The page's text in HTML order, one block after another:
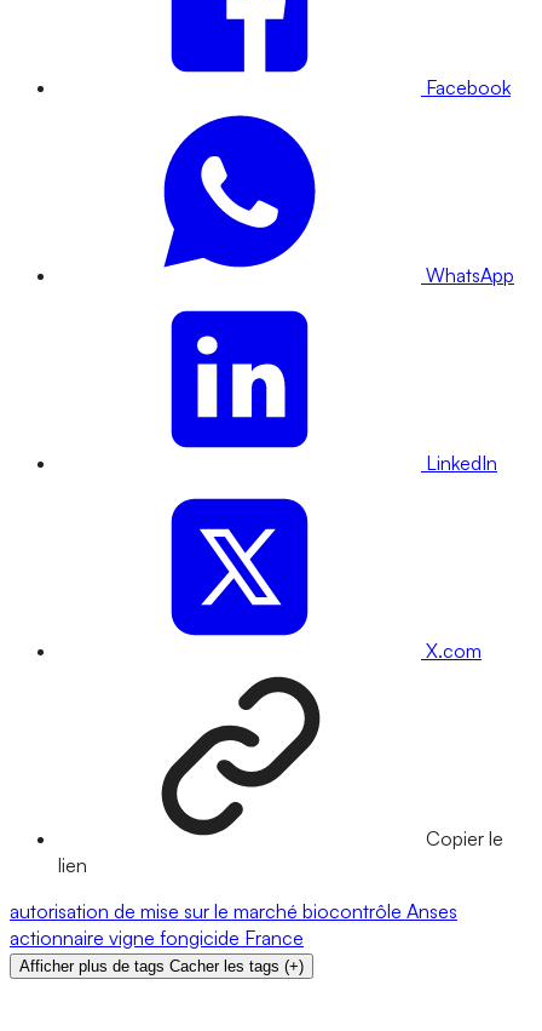
Facebook
WhatsApp
LinkedIn
X.com
Copier le
lien
autorisation de mise sur le marché biocontrôle Anses
actionnaire vigne fongicide France
Afficher plus de tags Cacher les tags (+)